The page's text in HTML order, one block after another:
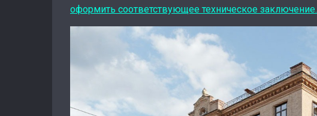
оформить соответствующее техническое заключение.